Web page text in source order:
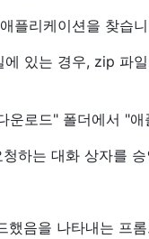
플리케이션을 찾습
있는 경우, zip 파
로드" 폴더에서 "애
하는 대화 상자를
했음을 나타내는 프